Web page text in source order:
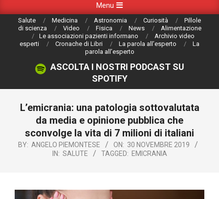
Navigation
Menu
Salute Medicina Astronomia Curiosità
Pillole
di scienza
Video Fisica News
Alimentazione
Le associazioni pazienti informano
Archivio video
esperti
Cronache di Libri La parola all’esperto
La
parola all’esperto
ASCOLTA I NOSTRI PODCAST SU
SPOTIFY
L’emicrania: una patologia sottovalutata
da media e opinione pubblica che
sconvolge la vita di 7 milioni di italiani
BY: ANGELO PIEMONTESE ON: 30 NOVEMBRE 2019
IN: SALUTE TAGGED: EMICRANIA